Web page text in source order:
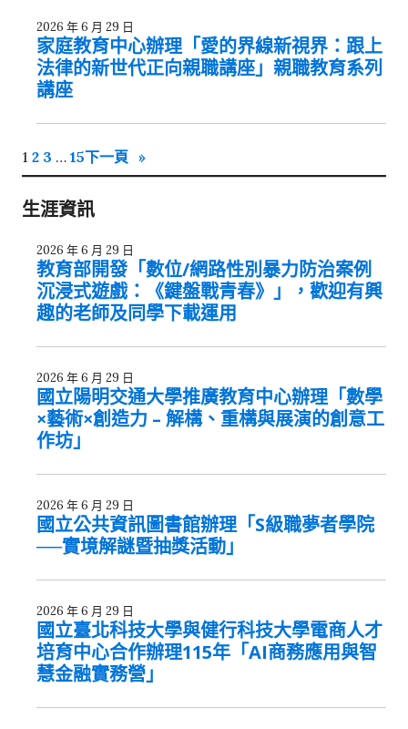
2026 年 6 月 29 日
家庭教育中心辦理「愛的界線新視界：跟上
法律的新世代正向親職講座」親職教育系列
講座
1 2 3 … 15下一頁 »
生涯資訊
2026 年 6 月 29 日
教育部開發「數位/網路性別暴力防治案例
沉浸式遊戲：《鍵盤戰青春》」，歡迎有興
趣的老師及同學下載運用
2026 年 6 月 29 日
國立陽明交通大學推廣教育中心辦理「數學
×藝術×創造力 – 解構、重構與展演的創意工
作坊」
2026 年 6 月 29 日
國立公共資訊圖書館辦理「S級職夢者學院
──實境解謎暨抽獎活動」
2026 年 6 月 29 日
國立臺北科技大學與健行科技大學電商人才
培育中心合作辦理115年「AI商務應用與智
慧金融實務營」